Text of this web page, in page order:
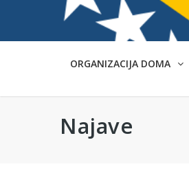
ORGANIZACIJA DOMA
Najave